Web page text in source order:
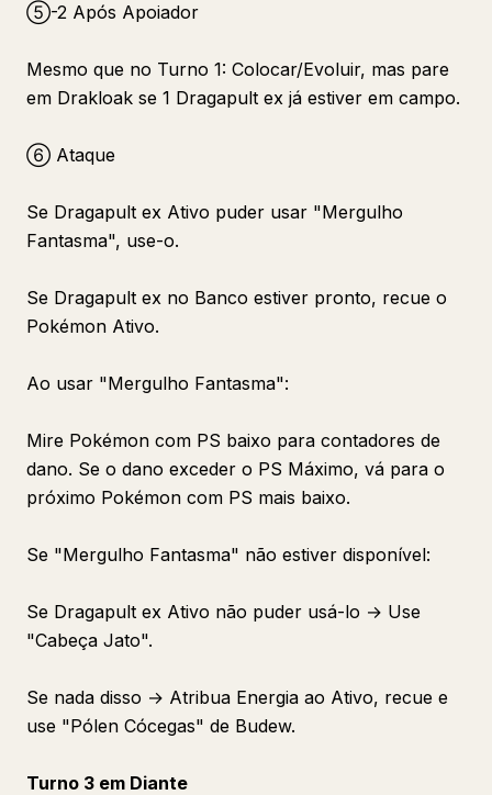
⑤-2 Após Apoiador
Mesmo que no Turno 1: Colocar/Evoluir, mas pare
em Drakloak se 1 Dragapult ex já estiver em campo.
⑥ Ataque
Se Dragapult ex Ativo puder usar "Mergulho
Fantasma", use-o.
Se Dragapult ex no Banco estiver pronto, recue o
Pokémon Ativo.
Ao usar "Mergulho Fantasma":
Mire Pokémon com PS baixo para contadores de
dano. Se o dano exceder o PS Máximo, vá para o
próximo Pokémon com PS mais baixo.
Se "Mergulho Fantasma" não estiver disponível:
Se Dragapult ex Ativo não puder usá-lo → Use
"Cabeça Jato".
Se nada disso → Atribua Energia ao Ativo, recue e
use "Pólen Cócegas" de Budew.
Turno 3 em Diante